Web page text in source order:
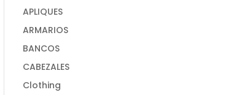
APLIQUES
ARMARIOS
BANCOS
CABEZALES
Clothing